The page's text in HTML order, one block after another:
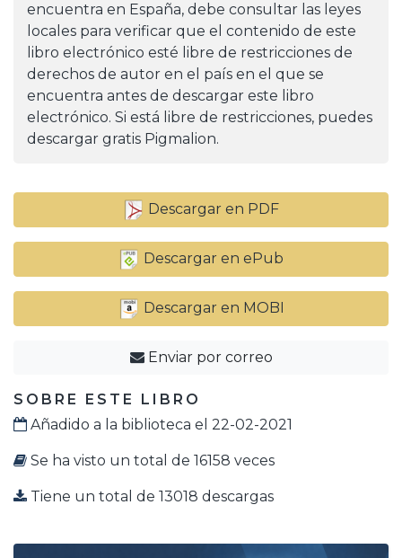
encuentra en España, debe consultar las leyes
locales para verificar que el contenido de este
libro electrónico esté libre de restricciones de
derechos de autor en el país en el que se
encuentra antes de descargar este libro
electrónico. Si está libre de restricciones, puedes
descargar gratis Pigmalion.
Descargar en PDF
Descargar en ePub
Descargar en MOBI
Enviar por correo
SOBRE ESTE LIBRO
Añadido a la biblioteca el 22-02-2021
Se ha visto un total de 16158 veces
Tiene un total de 13018 descargas